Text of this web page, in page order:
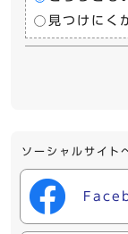
見つけにく
ソーシャルサイト